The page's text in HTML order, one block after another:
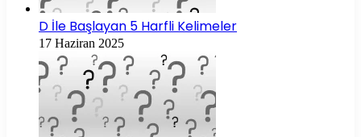
D İle Başlayan 5 Harfli Kelimeler
17 Haziran 2025